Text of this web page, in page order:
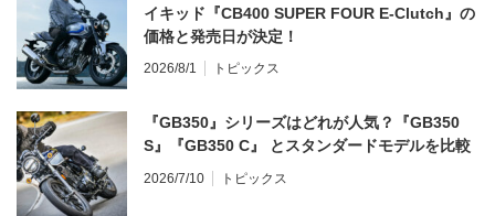
イキッド『CB400 SUPER FOUR E-Clutch』の
価格と発売日が決定！
2026/8/1 トピックス
『GB350』シリーズはどれが人気？『GB350
S』『GB350 C』 とスタンダードモデルを比較
2026/7/10 トピックス